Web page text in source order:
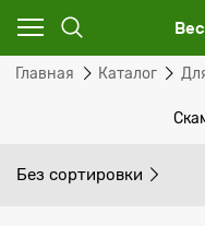
Главная Каталог
Без сортировки